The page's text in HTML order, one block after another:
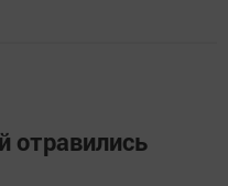
отравились